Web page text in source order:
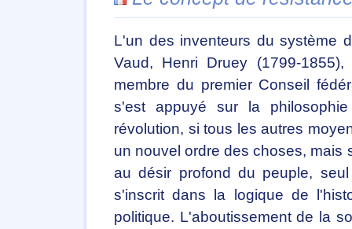
L'un des inventeurs du système
Vaud, Henri Druey (1799-
membre du premier Conseil
s'est appuyé sur la
révolution, si tous les autres
un nouvel ordre des choses, mais
au désir profond du peuple,
s'inscrit dans la logique de
politique. L'aboutissement de la